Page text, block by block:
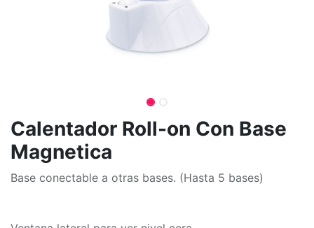
Calentador Roll-on Con Base
Magnetica
Base conectable a otras bases. (Hasta 5 bases)